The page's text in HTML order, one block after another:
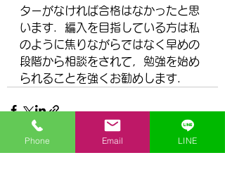
ターがなければ合格はなかったと思
います．編入を目指している方は私
のように焦りながらではなく早めの
段階から相談をされて，勉強を始め
られることを強くお勧めします．
Phone Email LINE